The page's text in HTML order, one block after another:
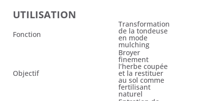
UTILISATION
Fonction
Transformation
de la tondeuse
en mode
mulching
Objectif
Broyer
finement
l’herbe coupée
et la restituer
au sol comme
fertilisant
naturel